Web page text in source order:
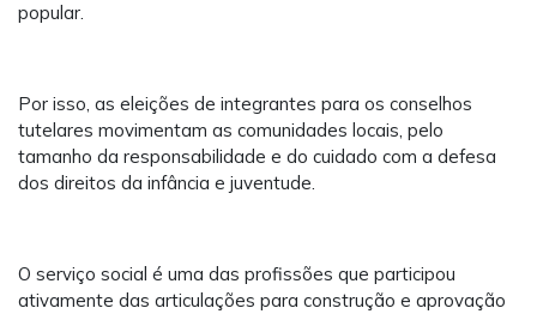
popular.
Por isso, as eleições de integrantes para os conselhos
tutelares movimentam as comunidades locais, pelo
tamanho da responsabilidade e do cuidado com a defesa
dos direitos da infância e juventude.
O serviço social é uma das profissões que participou
ativamente das articulações para construção e aprovação